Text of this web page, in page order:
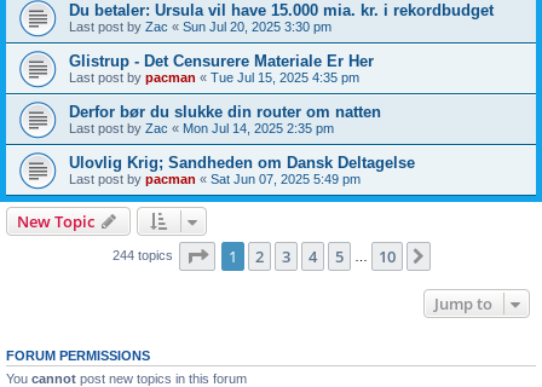
Du betaler: Ursula vil have 15.000 mia. kr. i rekordbudget
Last post by Zac « Sun Jul 20, 2025 3:30 pm
Glistrup - Det Censurere Materiale Er Her
Last post by pacman « Tue Jul 15, 2025 4:35 pm
Derfor bør du slukke din router om natten
Last post by Zac « Mon Jul 14, 2025 2:35 pm
Ulovlig Krig; Sandheden om Dansk Deltagelse
Last post by pacman « Sat Jun 07, 2025 5:49 pm
New Topic
244 topics Page 1of 10
1 2 3 4 5 10
Jump to
FORUM PERMISSIONS
You cannot post new topics in this forum